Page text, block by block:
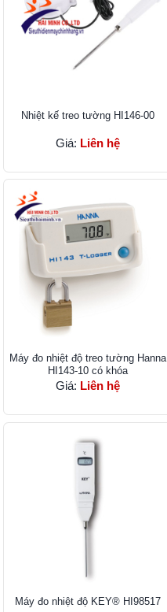
Nhiệt kế treo tường HI146-00
Giá: Liên hệ
Máy đo nhiệt độ treo tường Hanna
HI143-10 có khóa
Giá: Liên hệ
Máy đo nhiệt độ KEY® HI98517